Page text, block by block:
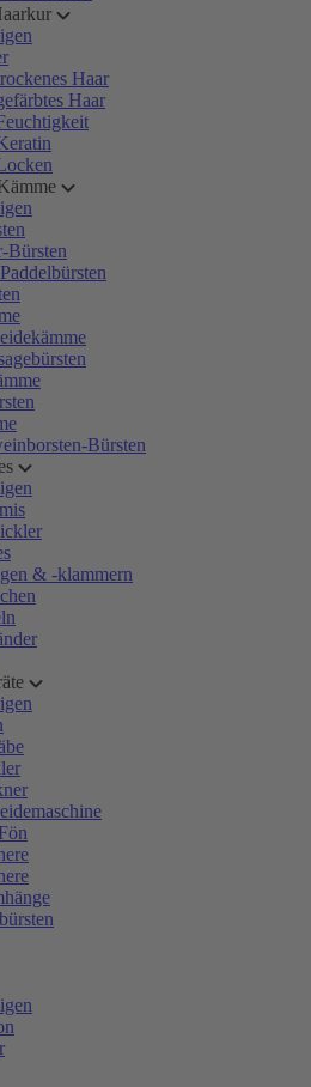
Haar
Haar
Bürsten
Bürsten
& -klammern